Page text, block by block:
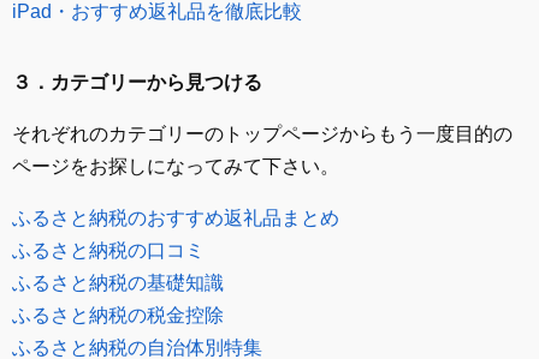
iPad・おすすめ返礼品を徹底比較
３．カテゴリーから見つける
それぞれのカテゴリーのトップページからもう一度目的の
ページをお探しになってみて下さい。
ふるさと納税のおすすめ返礼品まとめ
ふるさと納税の口コミ
ふるさと納税の基礎知識
ふるさと納税の税金控除
ふるさと納税の自治体別特集